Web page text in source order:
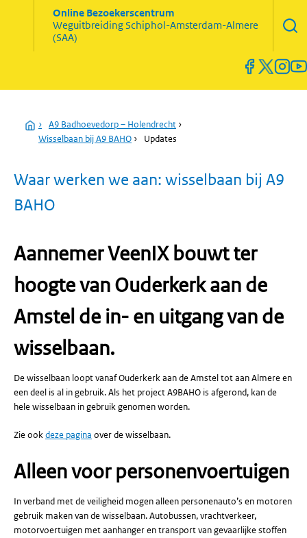
Online Bezoekerscentrum
WeguitbreidingSchiphol-Amsterdam-Almere
(SAA)
Home
› A9 Badhoevedorp – Holendrecht ›
Wisselbaan bij A9 BAHO › Updates
Waar werken we aan: wisselbaan bij A9
BAHO
Aannemer VeenIX bouwt ter
hoogte van Ouderkerk aan de
Amstel de in- en uitgang van de
wisselbaan.
De wisselbaan loopt vanaf Ouderkerk aan de Amstel tot aan Almere en
een deel is al in gebruik. Als het project A9BAHO is afgerond, kan de
hele wisselbaan in gebruik genomen worden.
Zie ookdeze pagina over de wisselbaan.
Alleen voor personenvoertuigen
In verband met de veiligheid mogen alleen personenauto’s en motoren
gebruik maken van de wisselbaan. Autobussen, vrachtverkeer,
motorvoertuigen met aanhanger en transport van gevaarlijke stoffen